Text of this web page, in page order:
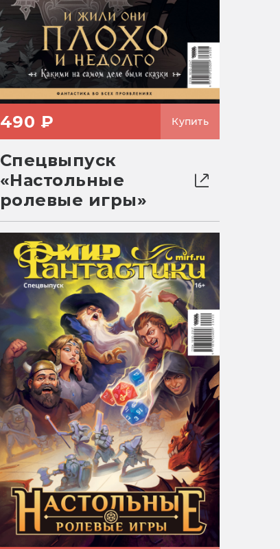
490 ₽ Купить
Спецвыпуск
«Настольные
ролевые игры»